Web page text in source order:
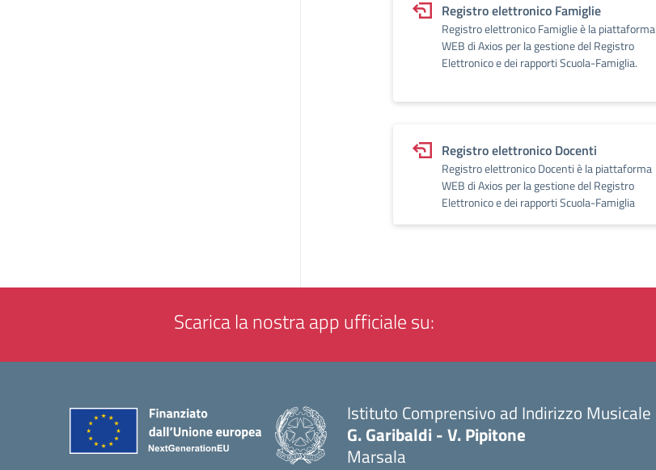
Registro elettronico Famiglie
Registro elettronico Famiglie è la piattaforma
WEB di Axios per la gestione del Registro
Elettronico e dei rapporti Scuola-Famiglia.
Registro elettronico Docenti
Registro elettronico Docenti è la piattaforma
WEB di Axios per la gestione del Registro
Elettronico e dei rapporti Scuola-Famiglia
Scarica la nostra app ufficiale su:
Istituto Comprensivo ad Indirizzo Musicale
G. Garibaldi - V. Pipitone
Marsala